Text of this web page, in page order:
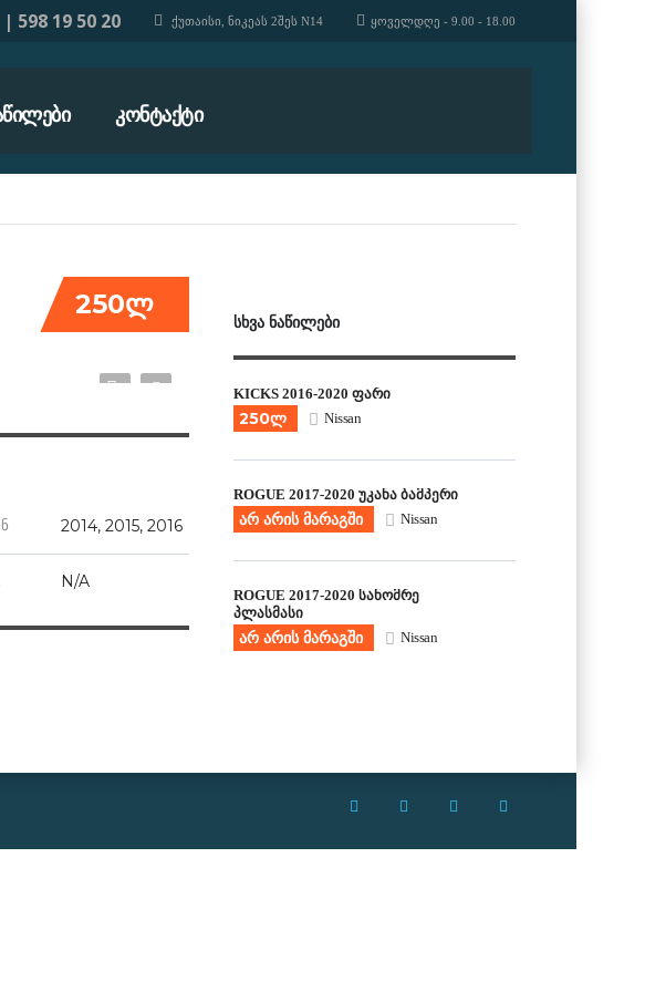
ᲧᲝᲕᲔᲚᲓᲦᲔ - 9.00 - 18.00
ᲥᲣᲗᲐᲘᲡᲘ, ᲜᲘᲙᲔᲐᲡ 2ᲨᲔᲡ N14
| 598 19 50 20
ᲙᲝᲜᲢᲐᲥᲢᲘ
250ლ
2014, 2015, 2016
N/A
ᲡᲮᲕᲐ ᲜᲐᲬᲘᲚᲔᲑᲘ
KICKS 2016-2020 ფარი
250ლ Nissan
ROGUE 2017-2020 უკანა ბამპერი
არ არის მარაგში Nissan
ROGUE 2017-2020 სანომრე
პლასმასი
არ არის მარაგში Nissan